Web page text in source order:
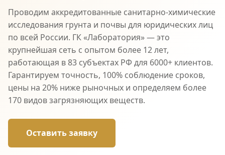
Проводим аккредитованные санитарно-химические
исследования грунта и почвы для юридических лиц
по всей России. ГК «Лаборатория» — это
крупнейшая сеть с опытом более 12 лет,
работающая в 83 субъектах РФ для 6000+ клиентов.
Гарантируем точность, 100% соблюдение сроков,
цены на 20% ниже рыночных и определяем более
170 видов загрязняющих веществ.
Оставить заявку